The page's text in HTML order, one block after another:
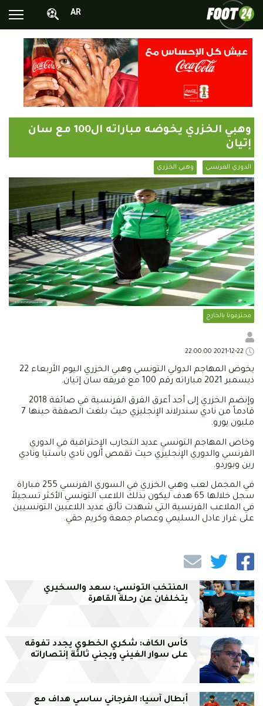
الأخبار الوطنية
الأخبار العالمية
محترفونا بالخارج
ألبومات الصور
أخبار متفرقة
البرامج
البث المباشر
Chrono24
Sports 24
AR
وهبي الخزري يخوضه مباراته ال100 مع سان
إتيان
الدوري الفرنسي وهبي الخزري
محترفونا بالخارج
يخوض المهاجم الدولي التونسي وهبي الخزري اليوم الأربعاء 22
ديسمبر 2021 مباراته رقم 100 مع فريقه سان إتيان.
وإنضم الخزري إلى أحد أعرق الفرق الفرنسية في صائفة 2018
قادماً من نادي سندرلاند الإنجليزي حيث بلغت الصفقة حينها 7
مليون يورو.
وخاض المهاجم التونسي عديد التجارب الإحترافية في الدوري
الفرنسي والدوري الإنجليزي حيث تقمص ألون نادي باستيا ونادي
رين وبوردو.
في المجمل لعب وهبي الخزري في السوري الفرنسي 255 مباراة
سجل خلالها 65 هدف ليكون بذلك اللاعب التونسي الأكثر تسجيلاً
في الملاعب الفرنسية التي شهدت تألق عديد اللاعبين التونسيين
على غرار عادل السليمي وعصام جمعة وكريم حقي.
المنتخب التونسي: سعد والسخيري
يتخلفان عن رحلة القاهرة
كأس الكاف: شكري الخطوي يجدد تفوقه
على سوار الغيني ويجني ثالثة إنتصاراته
أبطال آسيا: الفرجاني ساسي هداف مع